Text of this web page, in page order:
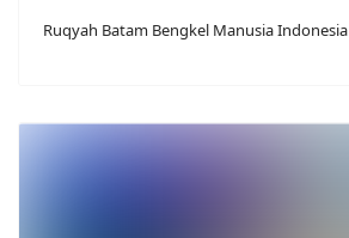
Ruqyah Batam Bengkel Manusia Indonesia